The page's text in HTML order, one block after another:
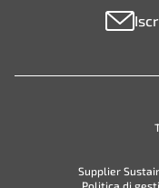
Supplier
Politica di